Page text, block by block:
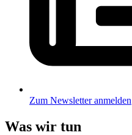
Zum Newsletter anmelden
Was wir tun